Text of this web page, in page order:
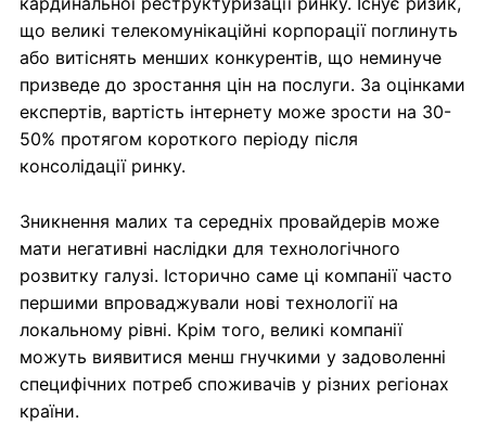
що великі телекомунікаційні корпорації поглинуть
або витіснять менших конкурентів, що неминуче
призведе до зростання цін на послуги. За оцінками
експертів, вартість інтернету може зрости на 30-
50% протягом короткого періоду після
консолідації ринку.
Зникнення малих та середніх провайдерів може
мати негативні наслідки для технологічного
розвитку галузі. Історично саме ці компанії часто
першими впроваджували нові технології на
локальному рівні. Крім того, великі компанії
можуть виявитися менш гнучкими у задоволенні
специфічних потреб споживачів у різних регіонах
країни.